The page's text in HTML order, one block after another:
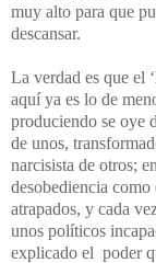
muy alto para que
descansar.
La verdad es que el
aquí ya es lo de
produciendo se oye
de unos,
narcisista de otros;
desobediencia como
atrapados, y cada
unos políticos
explicado el poder